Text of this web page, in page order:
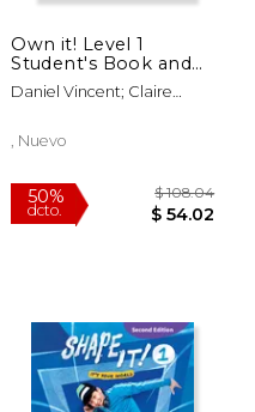
Own it! Level 1
Student's Book and
Workbook With
Digital Pack Combo
Inglés)
Daniel Vincent; Claire
Andrew Reid
, Nuevo